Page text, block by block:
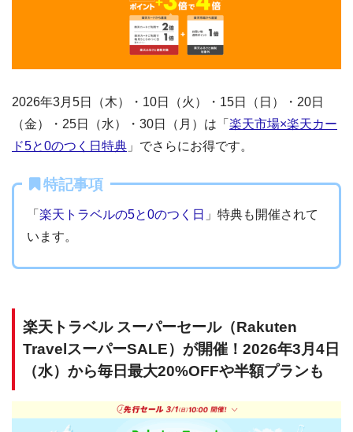
2026年3月5日（木）・10日（火）・15日（日）・20日
（金）・25日（水）・30日（月）は「 楽天市場×楽天カー
ド5と0のつく日特典 」でさらにお得です。
特記事項
「 楽天トラベルの5と0のつく日 」特典も開催されて
います。
楽天トラベル スーパーセール（Rakuten
TravelスーパーSALE）が開催！2026年3月4日
（水）から毎日最大20%OFFや半額プランも